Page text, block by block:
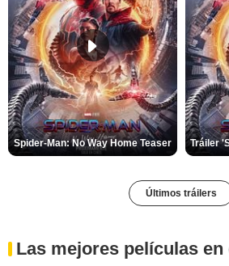
Spider-Man: No Way Home Teaser Tráiler
Últimos tráilers
Las mejores películas en